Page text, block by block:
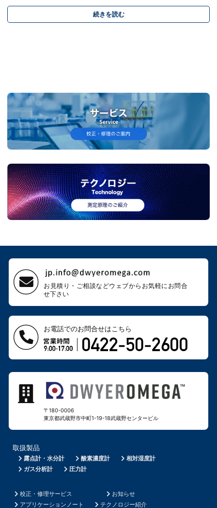
続きを読む
お見積り・ご相談などウェブから お気軽にお問合
せ下さい
お電話でのお問合せはこちら
〒180-0006
東京都武蔵野市中町1-19-18武蔵野センタービル
取扱製品
露点計・水分計 酸素濃度計
相対湿度計
ガス分析計
圧力計
校正・修理サービス
お知らせ
アプリケーションノート
テクノロジー紹介